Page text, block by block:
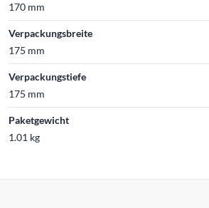
170 mm
Verpackungsbreite
175 mm
Verpackungstiefe
175 mm
Paketgewicht
1.01 kg